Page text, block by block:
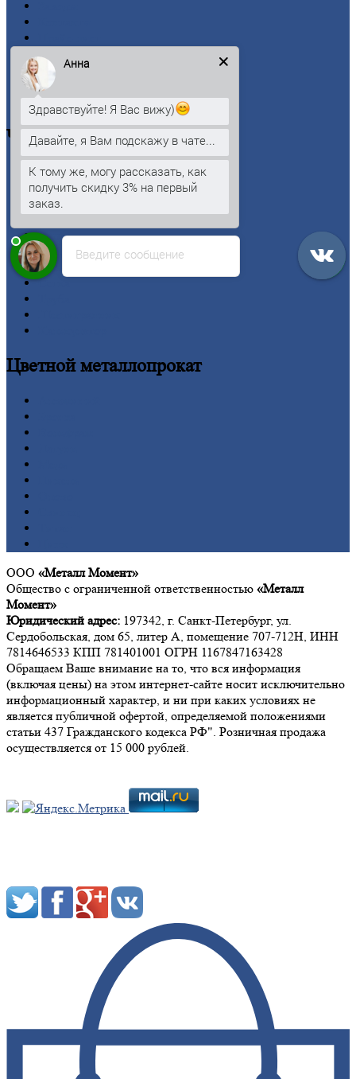
Новости
Личныйкабинет
Оформление
Оплата
Черныйметаллопрокат
Арматура
Двутавроваябалка (двутавр)
Квадрат
Лист
Проволока
Рельсы
Сетка
Цветнойметаллопрокат
ООО «Металл Момент»
Общество с ограниченной ответственностью «Металл
Момент»
Юридический адрес: 197342, г. Санкт-Петербург, ул.
Сердобольская, дом 65, литер А, помещение 707-712Н, ИНН
7814646533 КПП 781401001 ОГРН 1167847163428
Обращаем Ваше внимание на то, что вся информация
(включая цены) на этом интернет-сайте носит исключительно
информационный характер, и ни при каких условиях не
является публичной офертой, определяемой положениями
статьи 437 Гражданского кодекса РФ". Розничная продажа
осуществляется от 15 000 рублей.
Введите сообщение
Анна
Здравствуйте! Я Вас вижу)
Давайте, я Вам подскажу в чате...
К тому же, могу рассказать, как
получить скидку 3% на первый
заказ.